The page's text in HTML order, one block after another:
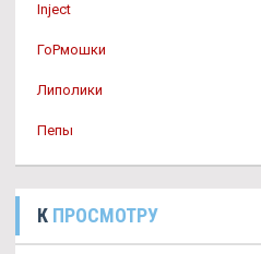
Inject
ГоРмошки
Липолики
Пепы
К ПРОСМОТРУ